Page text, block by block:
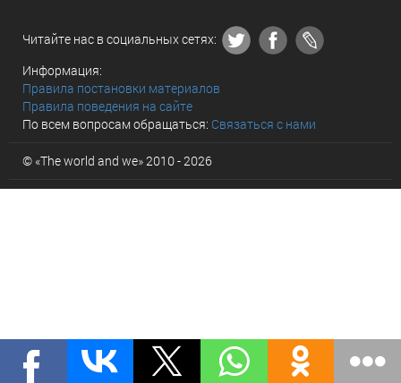
Читайте нас в социальных сетях:
Информация:
Правила постановки материалов
Правила поведения на сайте
По всем вопросам обращаться: Связаться с нами
© «The world and we» 2010 - 2026